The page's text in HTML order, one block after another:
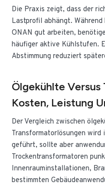
Die Praxis zeigt, dass der
Lastprofil abhängt.
ONAN gut arbeiten,
häufiger aktive Kühlstufen.
Abstimmung reduziert
Ölgekühlte Versus
Kosten, Leistung
Der Vergleich zwischen
Transformatorlösungen wird
geführt, sollte aber
Trockentransformatoren
Innenrauminstallationen,
bestimmten